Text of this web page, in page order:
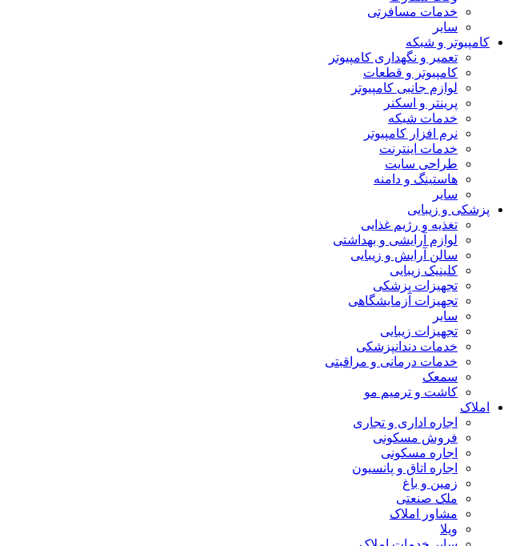
خدمات مسافرتی
سایر
کامپیوتر و شبکه
تعمیر و نگهداری کامپیوتر
کامپیوتر و قطعات
لوازم جانبی کامپیوتر
پرینتر و اسکنر
خدمات شبکه
نرم افزار کامپیوتر
خدمات اینترنت
طراحی سایت
هاستینگ و دامنه
سایر
پزشکی و زیبایی
تغذیه و رژیم غذایی
لوازم آرایشی و بهداشتی
سالن آرایش و زیبایی
کلینیک زیبایی
تجهیزات پزشکی
تجهیزات آزمایشگاهی
سایر
تجهیزات زیبایی
خدمات دندانپزشکی
خدمات درمانی و مراقبتی
سمعک
کاشت و ترمیم مو
املاک
اجاره اداری و تجاری
فروش مسکونی
اجاره مسکونی
اجاره اتاق و پانسیون
زمین و باغ
ملک صنعتی
مشاور املاک
ویلا